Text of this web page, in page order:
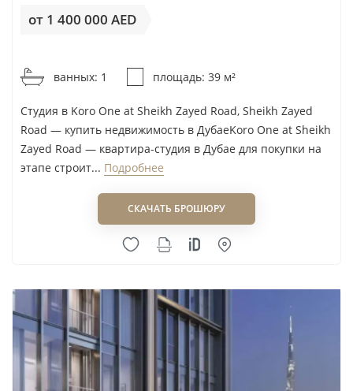
от 1 400 000 AED
ванных: 1
площадь: 39 м²
Студия в Koro One at Sheikh Zayed Road, Sheikh Zayed
Road — купить недвижимость в ДубаеKoro One at Sheikh
Zayed Road — квартира-студия в Дубае для покупки на
этапе строит... Подробнее
СКАЧАТЬ БРОШЮРУ